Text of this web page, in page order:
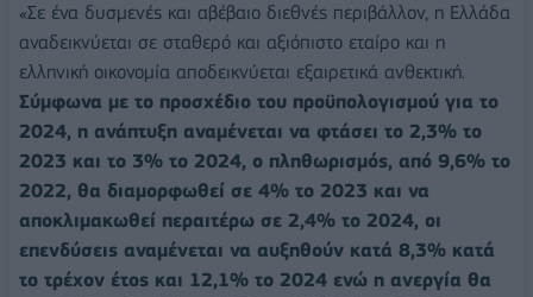
«Σε ένα δυσμενές και αβέβαιο διεθνές περιβάλλον, η Ελλάδα
αναδεικνύεται σε σταθερό και αξιόπιστο εταίρο και η
ελληνική οικονομία αποδεικνύεται εξαιρετικά ανθεκτική.
Σύμφωνα με το προσχέδιο του προϋπολογισμού για το
2024, η ανάπτυξη αναμένεται να φτάσει το 2,3% το
2023 και το 3% το 2024, ο πληθωρισμός, από 9,6% το
2022, θα διαμορφωθεί σε 4% το 2023 και να
αποκλιμακωθεί περαιτέρω σε 2,4% το 2024, οι
επενδύσεις αναμένεται να αυξηθούν κατά 8,3% κατά
το τρέχον έτος και 12,1% το 2024 ενώ η ανεργία θα